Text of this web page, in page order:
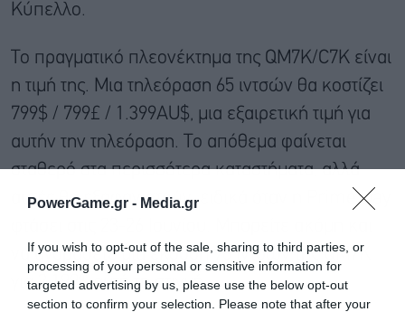
PowerGame.gr - Media.gr
If you wish to opt-out of the sale, sharing to third parties, or
processing of your personal or sensitive information for
targeted advertising by us, please use the below opt-out
section to confirm your selection. Please note that after your
Κύπελλο.
Το πραγματικό πλεονέκτημα της QM7K/C7K είναι
η τιμή της. Μια τηλεόραση 65 ιντσών θα κοστίζει
799$ / 799£ / 1.399AU$, μια εξαιρετική τιμή για
αυτήν την τηλεόραση. Το απόθεμα φαίνεται
σταθερό στα περισσότερα καταστήματα, αλλά
αυτές θα εξαφανιστούν: ειδικά όταν η Prime Day
να αγοράσετε μια έκδοση 98 ιντσών της QM7K
για 2.199$ αυτή τη στιγμή.